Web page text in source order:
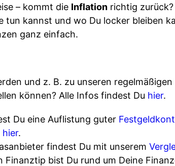
– kommt die Inflation richtig
tun kannst und wo Du locker bleiben
ganz einfach.
und z. B. zu unseren
können? Alle Infos findest Du hier.
Du eine Auflistung guter
hier.
findest Du mit unserem
Finanztip bist Du rund um Deine